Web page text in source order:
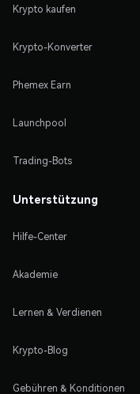
Krypto kaufen
Krypto-Konverter
Phemex Earn
Launchpool
Trading-Bots
Unterstützung
Hilfe-Center
Akademie
Lernen & Verdienen
Krypto-Blog
Gebühren & Konditionen